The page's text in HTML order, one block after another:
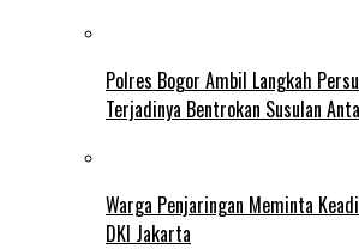
Polres Bogor Ambil Langkah
Terjadinya Bentrokan Susulan
Warga Penjaringan Meminta
DKI Jakarta